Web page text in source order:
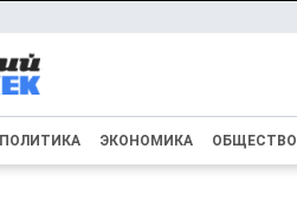
ПОЛИТИКА ЭКОНОМИКА ОБЩЕСТВО